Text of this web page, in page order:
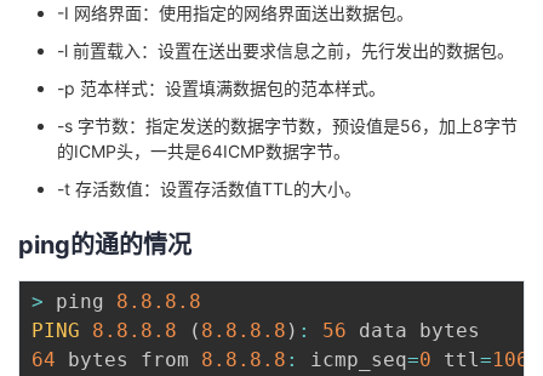
-I 网络界面：使用指定的网络界面送出数据包。
-l 前置载入：设置在送出要求信息之前，先行发出的数据包。
-p 范本样式：设置填满数据包的范本样式。
-s 字节数：指定发送的数据字节数，预设值是56，加上8字节
的ICMP头，一共是64ICMP数据字节。
-t 存活数值：设置存活数值TTL的大小。
ping的通的情况
> ping 8.8 .8 .8
PING
8.8 .8 .8 ( 8.8 .8 .8 ) : 56
64 bytes from 8.8 .8 .8 : icmp_seq=0 ttl=106